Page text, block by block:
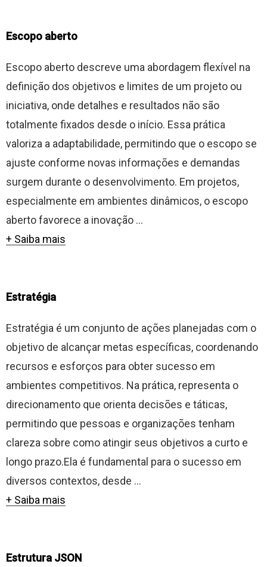
Escopo aberto
Escopo aberto descreve uma abordagem flexível na
definição dos objetivos e limites de um projeto ou
iniciativa, onde detalhes e resultados não são
totalmente fixados desde o início. Essa prática
valoriza a adaptabilidade, permitindo que o escopo se
ajuste conforme novas informações e demandas
surgem durante o desenvolvimento. Em projetos,
especialmente em ambientes dinâmicos, o escopo
aberto favorece a inovação ...
+ Saiba mais
Estratégia
Estratégia é um conjunto de ações planejadas com o
objetivo de alcançar metas específicas, coordenando
recursos e esforços para obter sucesso em
ambientes competitivos. Na prática, representa o
direcionamento que orienta decisões e táticas,
permitindo que pessoas e organizações tenham
clareza sobre como atingir seus objetivos a curto e
longo prazo.Ela é fundamental para o sucesso em
diversos contextos, desde ...
+ Saiba mais
Estrutura JSON